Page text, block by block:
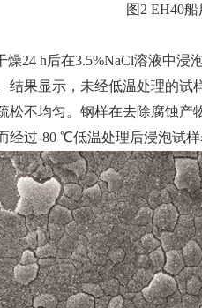
图2 EH40
燥24 h后在3.5%NaCl溶液中
结果显示，未经低温处理的
松不均匀。钢样在去除腐蚀
经过-80 ℃低温处理后浸泡试